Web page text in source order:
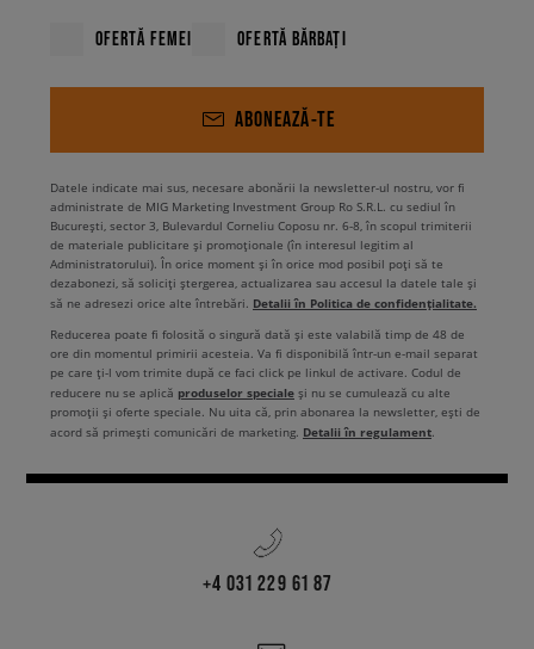
pot fi purtate oricând indiferent de anotimp.
OFERTĂ FEMEI OFERTĂ BĂRBAȚI
ABONEAZĂ-TE
Datele indicate mai sus, necesare abonării la newsletter-ul nostru, vor fi
administrate de MIG Marketing Investment Group Ro S.R.L. cu sediul în
București, sector 3, Bulevardul Corneliu Coposu nr. 6-8, în scopul trimiterii
de materiale publicitare și promoționale (în interesul legitim al
Administratorului). În orice moment și în orice mod posibil poți să te
dezabonezi, să soliciți ștergerea, actualizarea sau accesul la datele tale și
să ne adresezi orice alte întrebări. Detalii în Politica de confidențialitate.
Reducerea poate fi folosită o singură dată și este valabilă timp de 48 de
ore din momentul primirii acesteia. Va fi disponibilă într-un e-mail separat
pe care ți-l vom trimite după ce faci click pe linkul de activare. Codul de
reducere nu se aplică produselor speciale și nu se cumulează cu alte
promoții și oferte speciale. Nu uita că, prin abonarea la newsletter, ești de
acord să primești comunicări de marketing. Detalii în regulament
+4 031 229 61 87